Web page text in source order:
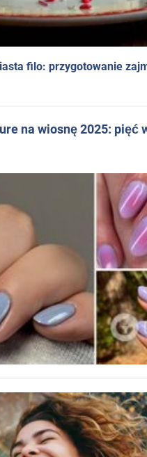
filo: przygotowanie
na wiosnę 2025: pięć